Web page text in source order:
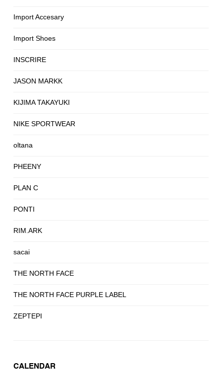
Import Accesary
Import Shoes
INSCRIRE
JASON MARKK
KIJIMA TAKAYUKI
NIKE SPORTWEAR
oltana
PHEENY
PLAN C
PONTI
RIM.ARK
sacai
THE NORTH FACE
THE NORTH FACE PURPLE LABEL
ZEPTEPI
CALENDAR